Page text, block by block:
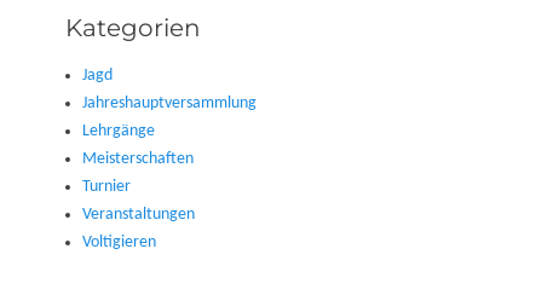
Kategorien
Jagd
Jahreshauptversammlung
Lehrgänge
Meisterschaften
Turnier
Veranstaltungen
Voltigieren